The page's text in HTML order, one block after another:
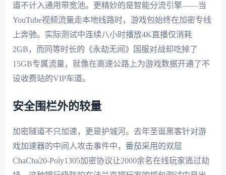
道不计入通用带宽池。更精妙的是智能分流引擎——当
YouTube视频流量走本地线路时，游戏包始终在加密专线
上奔驰。实际测试中连续八小时播放4K直播仅消耗
2GB，而同等时长的《永劫无间》国服对战却吃掉了
15GB专属流量，就像在高速公路上为游戏数据开通了不
设收费站的VIP车道。
安全围栏外的较量
加密隧道不只加速，更是护城河。去年圣诞黑客针对游
戏加速器的中间人攻击事件中，番茄采用的双层
ChaCha20-Poly1305加密协议让2000余名在线玩家逃过劫